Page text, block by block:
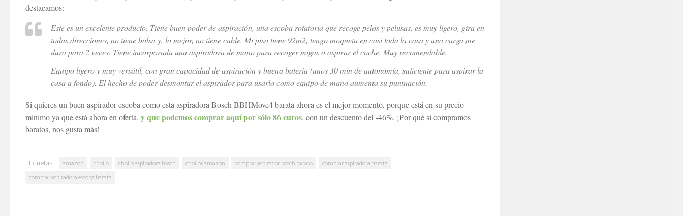
destacamos:
Este es un excelente producto. Tiene buen poder de aspiración, una escoba rotatoria que recoge pelos y pelusas, es muy ligero, gira en
todas direcciones, no tiene bolsa y, lo mejor, no tiene cable. Mi piso tiene 92m2, tengo moqueta en casi toda la casa y una carga me
dura para 2 veces. Tiene incorporada una aspiradora de mano para recoger migas o aspirar el coche. Muy recomendable.
Equipo ligero y muy versátil, con gran capacidad de aspiración y buena batería (unos 30 min de autonomía, suficiente para aspirar la
casa a fondo). El hecho de poder desmontar el aspirador para usarlo como equipo de mano aumenta su puntuación.
Si quieres un buen aspirador escoba como esta aspiradora Bosch BBHMove4 barata ahora es el mejor momento, porque está en su precio
mínimo ya que está ahora en oferta, y que podemos comprar aquí por sólo 86 euros, con un descuento del -46%. ¡Por qué si compramos
baratos, nos gusta más!
Etiquetas: amazon chollo chollo aspiradora bosch chollos amazon comprar aspirador bosch barato
comprar aspiradora barata
comprar aspiradora escoba barata